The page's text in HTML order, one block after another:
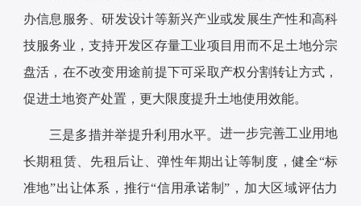
办信息服务、研发设计等新兴产业或发展生产性和高科
技服务业，支持开发区存量工业项目用而不足土地分宗
盘活，在不改变用途前提下可采取产权分割转让方式，
促进土地资产处置，更大限度提升土地使用效能。
三是多措并举提升利用水平。 进一步完善工业用地
长期租赁、先租后让、弹性年期出让等制度，健全“标
准地”出让体系，推行“信用承诺制”，加大区域评估力